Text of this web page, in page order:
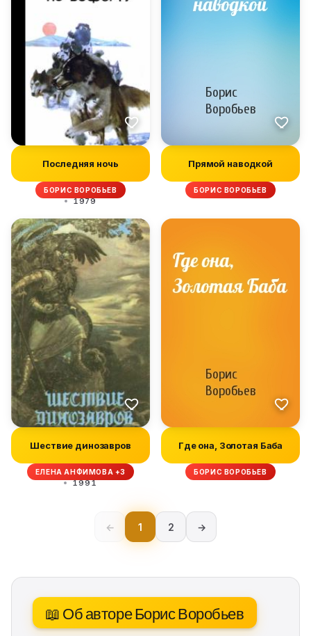
Последняя ночь
БОРИС ВОРОБЬЕВ
1979
Прямой наводкой
БОРИС ВОРОБЬЕВ
Шествие динозавров
ЕЛЕНА АНФИМОВА +3
1991
Где она, Золотая Баба
БОРИС ВОРОБЬЕВ
← 1 2 →
📖 Об авторе Борис Воробьев